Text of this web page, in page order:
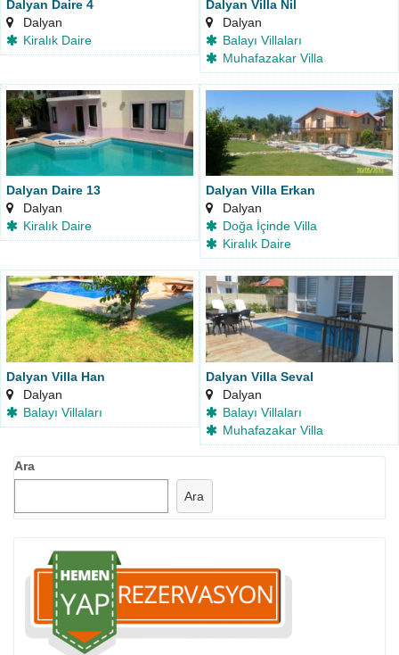
Dalyan Daire 4
Dalyan
Kiralık Daire
Dalyan Villa Nil
Dalyan
Balayı Villaları
Muhafazakar Villa
Dalyan Daire 13
Dalyan
Kiralık Daire
Dalyan Villa Erkan
Dalyan
Doğa İçinde Villa
Kiralık Daire
Dalyan Villa Han
Dalyan
Balayı Villaları
Dalyan Villa Seval
Dalyan
Balayı Villaları
Muhafazakar Villa
Ara
Ara